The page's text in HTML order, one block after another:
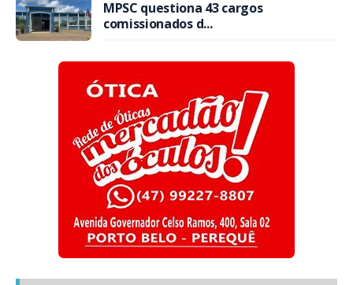
MPSC questiona 43 cargos
comissionados d...